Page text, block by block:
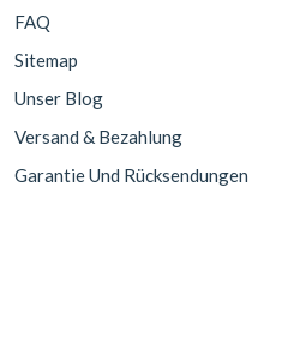
FAQ
Sitemap
Unser Blog
Versand & Bezahlung
Garantie Und Rücksendungen